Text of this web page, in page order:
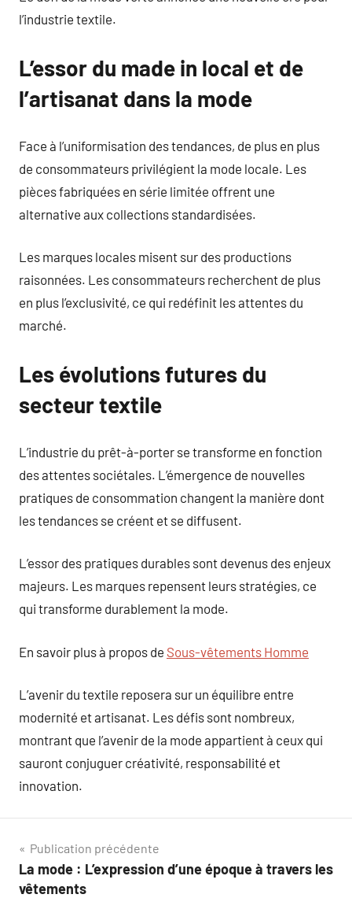
l’industrie textile.
L’essor du made in local et de
l’artisanat dans la mode
Face à l’uniformisation des tendances, de plus en plus
de consommateurs privilégient la mode locale. Les
pièces fabriquées en série limitée offrent une
alternative aux collections standardisées.
Les marques locales misent sur des productions
raisonnées. Les consommateurs recherchent de plus
en plus l’exclusivité, ce qui redéfinit les attentes du
marché.
Les évolutions futures du
secteur textile
L’industrie du prêt-à-porter se transforme en fonction
des attentes sociétales. L’émergence de nouvelles
pratiques de consommation changent la manière dont
les tendances se créent et se diffusent.
L’essor des pratiques durables sont devenus des enjeux
majeurs. Les marques repensent leurs stratégies, ce
qui transforme durablement la mode.
En savoir plus à propos de Sous-vêtements Homme
L’avenir du textile reposera sur un équilibre entre
modernité et artisanat. Les défis sont nombreux,
montrant que l’avenir de la mode appartient à ceux qui
sauront conjuguer créativité, responsabilité et
innovation.
Navigation
de
Publication précédente
La mode : L’expression d’une époque à travers les
vêtements